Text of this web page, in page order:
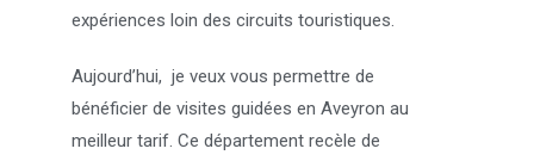
expériences loin des circuits touristiques.
Aujourd’hui, je veux vous permettre de
bénéficier de visites guidées en Aveyron au
meilleur tarif. Ce département recèle de